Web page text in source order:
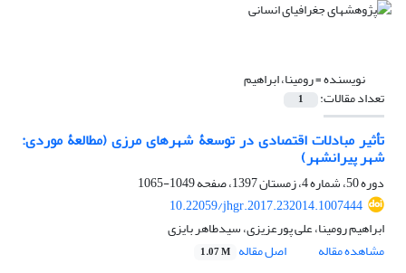
نویسنده =رومینا، ابراهیم
تعداد مقالات: 1
تأثیر مبادلات اقتصادی در توسعۀ شهرهای مرزی (مطالعۀ موردی:
شهر پیرانشهر)
دوره 50، شماره 4، زمستان 1397، صفحه
1049-1065
10.22059/jhgr.2017.232014.1007444
ابراهیم رومینا، علی پورعزیزی، سیدطاهر بایزی
مشاهده مقاله
اصل مقاله 1.07 M